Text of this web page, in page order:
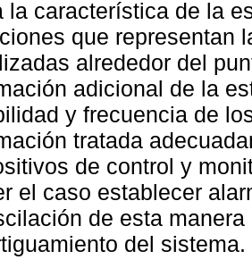
la característica de la
que representan
alrededor del
adicional de la
y frecuencia de
tratada
de control y
el caso establecer
de esta
del sistema.